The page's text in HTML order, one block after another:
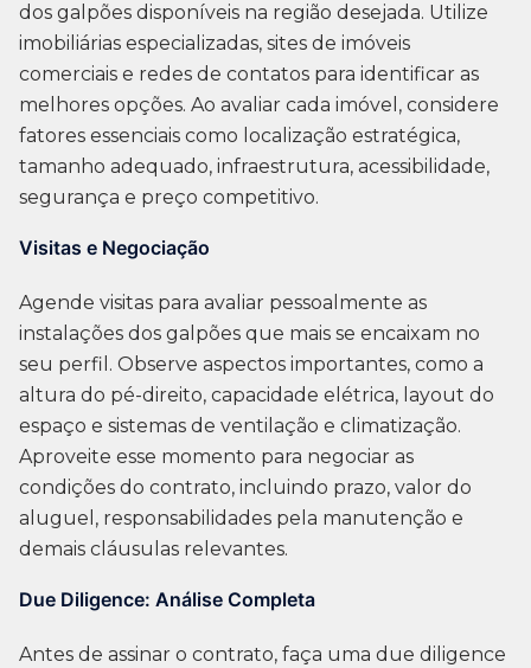
dos galpões disponíveis na região desejada. Utilize
imobiliárias especializadas, sites de imóveis
comerciais e redes de contatos para identificar as
melhores opções. Ao avaliar cada imóvel, considere
fatores essenciais como localização estratégica,
tamanho adequado, infraestrutura, acessibilidade,
segurança e preço competitivo.
Visitas e Negociação
Agende visitas para avaliar pessoalmente as
instalações dos galpões que mais se encaixam no
seu perfil. Observe aspectos importantes, como a
altura do pé-direito, capacidade elétrica, layout do
espaço e sistemas de ventilação e climatização.
Aproveite esse momento para negociar as
condições do contrato, incluindo prazo, valor do
aluguel, responsabilidades pela manutenção e
demais cláusulas relevantes.
Due Diligence: Análise Completa
Antes de assinar o contrato, faça uma due diligence